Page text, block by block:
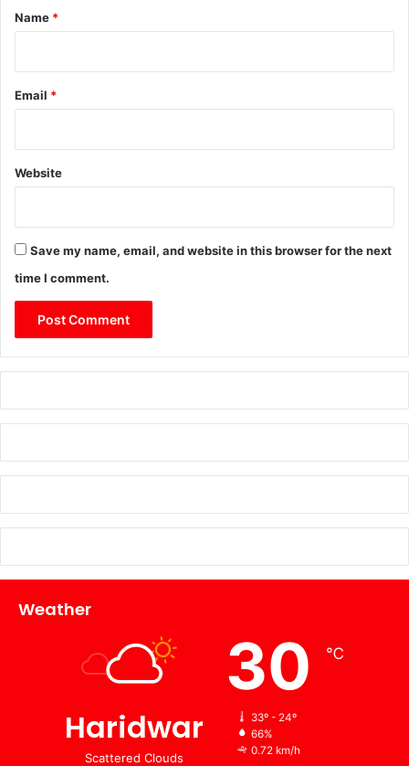
*
Name *
Email *
Website
Save my name, email, and website in this browser for the next
time I comment.
Weather
Haridwar
Scattered Clouds
30 ℃
33º - 24º
66%
0.72 km/h